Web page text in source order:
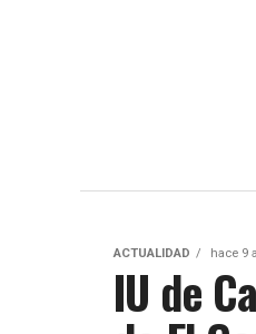
ACTUALIDAD hace 9
IU de